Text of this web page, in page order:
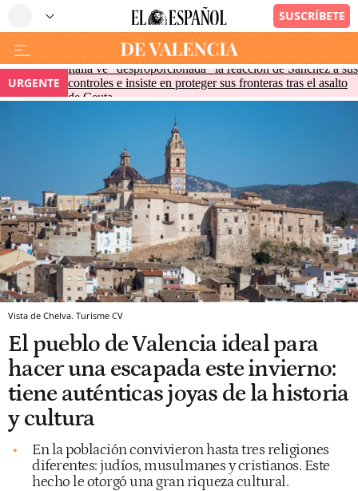
URGENTE
Italia ve "desproporcionada" la reacción de Sánchez a sus
controles e insiste en proteger sus fronteras tras el asalto
de Ceuta
Vista de Chelva. Turisme CV
El pueblo de Valencia ideal para
hacer una escapada este invierno:
tiene auténticas joyas de la historia
y cultura
En la población convivieron hasta tres religiones
diferentes: judíos, musulmanes y cristianos. Este
hecho le otorgó una gran riqueza cultural.